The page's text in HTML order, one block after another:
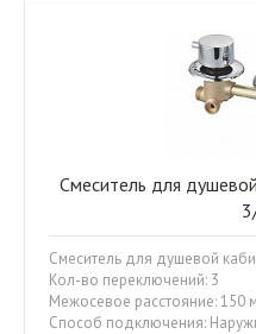
Смеситель для
Смеситель для душевой
Кол-во переключений: 3
Межосевое расстояние: 150
Способ подключения: